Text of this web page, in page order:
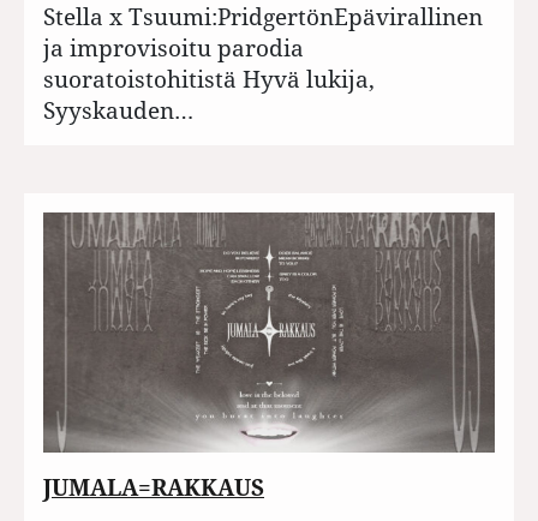
Stella x Tsuumi:PridgertönEpävirallinen
ja improvisoitu parodia
suoratoistohitistä Hyvä lukija,
Syyskauden…
JUMALA=RAKKAUS